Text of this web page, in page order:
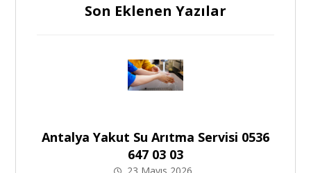
Son Eklenen Yazılar
Antalya Yakut Su Arıtma Servisi 0536
647 03 03